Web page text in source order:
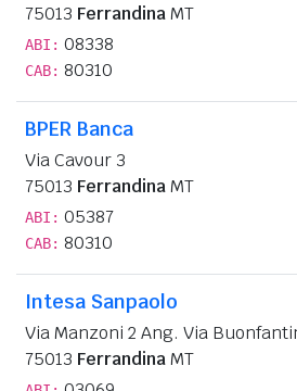
75013 FerrandinaMT
ABI: 08338
CAB: 80310
BPER Banca
Via Cavour 3
75013 FerrandinaMT
ABI: 05387
CAB: 80310
Intesa Sanpaolo
Via Manzoni 2 Ang. Via
75013 FerrandinaMT